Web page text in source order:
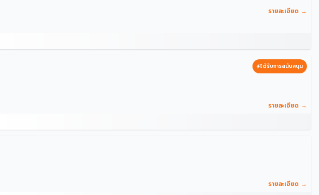
รายละเอียด →
ได้รับการสนับสนุน
รายละเอียด →
รายละเอียด →